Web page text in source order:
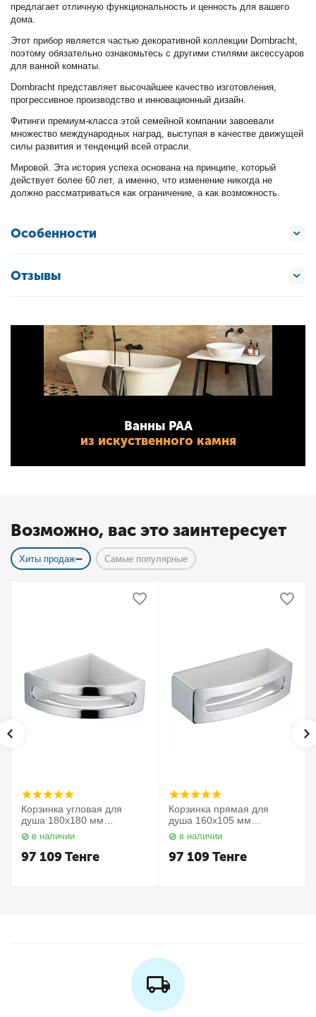
предлагает отличную функциональность и ценность для вашего
дома.
Этот прибор является частью декоративной коллекции Dornbracht,
поэтому обязательно ознакомьтесь с другими стилями аксессуаров
для ванной комнаты.
Dornbracht представляет высочайшее качество изготовления,
прогрессивное производство и инновационный дизайн.
Фитинги премиум-класса этой семейной компании завоевали
множество международных наград, выступая в качестве движущей
силы развития и тенденций всей отрасли.
Мировой. Эта история успеха основана на принципе, который
действует более 60 лет, а именно, что изменение никогда не
должно рассматриваться как ограничение, а как возможность.
Особенности
Отзывы
Ванны PAA
из искуственного камня
Возможно, вас это заинтересует
Хиты продаж Самые популярные
Корзинка угловая для
душа 180х180 мм
Elegance 11657010000
Keuco
в наличии
97 109Тенге
Корзинка прямая для
душа 160х105 мм
Elegance 11658010000
Keuco
в наличии
97 109Тенге